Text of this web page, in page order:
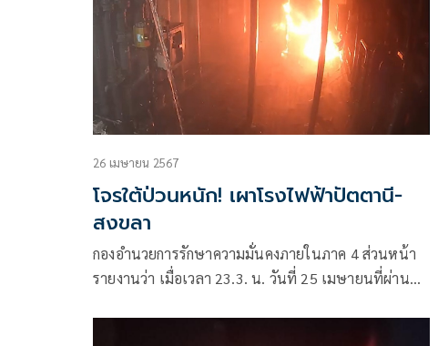
26 เมษายน 2567
โจรใต้ป่วนหนัก! เผาโรงไฟฟ้าปัตตานี-
สงขลา
กองอำนวยการรักษาความมั่นคงภายในภาค 4 ส่วนหน้า
รายงานว่า เมื่อเวลา 23.3. น. วันที่ 25 เมษายนที่ผ่านมา